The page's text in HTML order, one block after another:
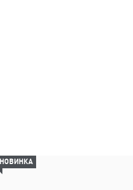
НОВИНКА